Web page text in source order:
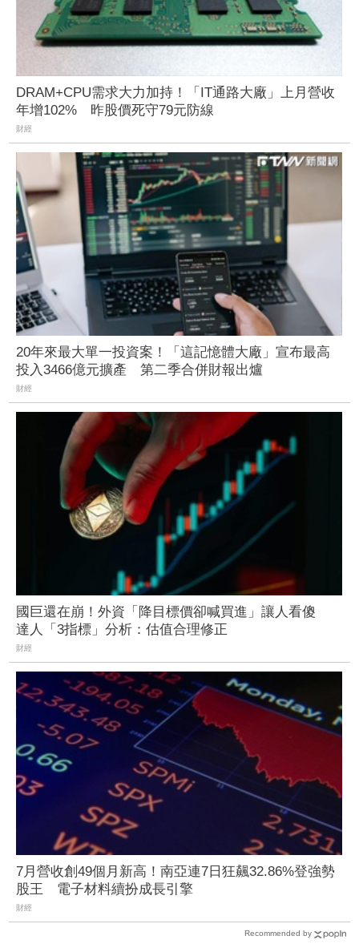
DRAM+CPU需求大力加持！「IT通路大廠」上月營收
年增102% 昨股價死守79元防線
財經
20年來最大單一投資案！「這記憶體大廠」宣布最高
投入3466億元擴產 第二季合併財報出爐
財經
國巨還在崩！外資「降目標價卻喊買進」讓人看傻
達人「3指標」分析：估值合理修正
財經
7月營收創49個月新高！南亞連7日狂飆32.86%登強勢
股王 電子材料續扮成長引擎
財經
Recommended by